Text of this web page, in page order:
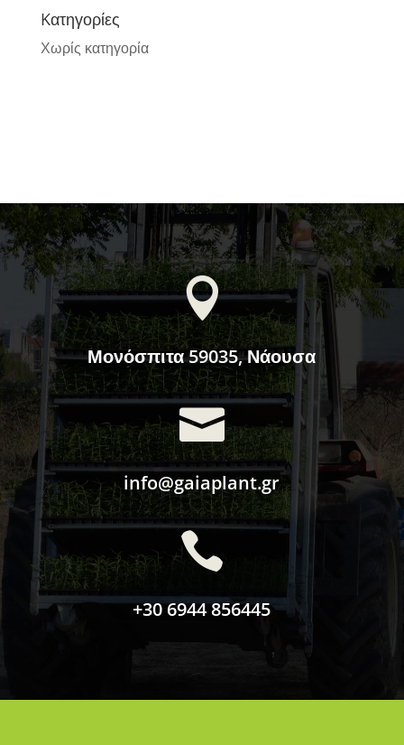
Kατηγορίες
Χωρίς κατηγορία

Μονόσπιτα 59035, Νάουσα

info@gaiaplant.gr

+30 6944 856445